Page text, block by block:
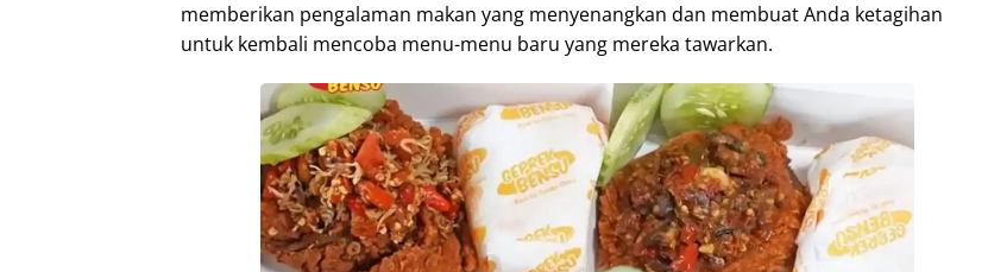
memberikan pengalaman makan yang menyenangkan dan membuat Anda ketagihan
untuk kembali mencoba menu-menu baru yang mereka tawarkan.